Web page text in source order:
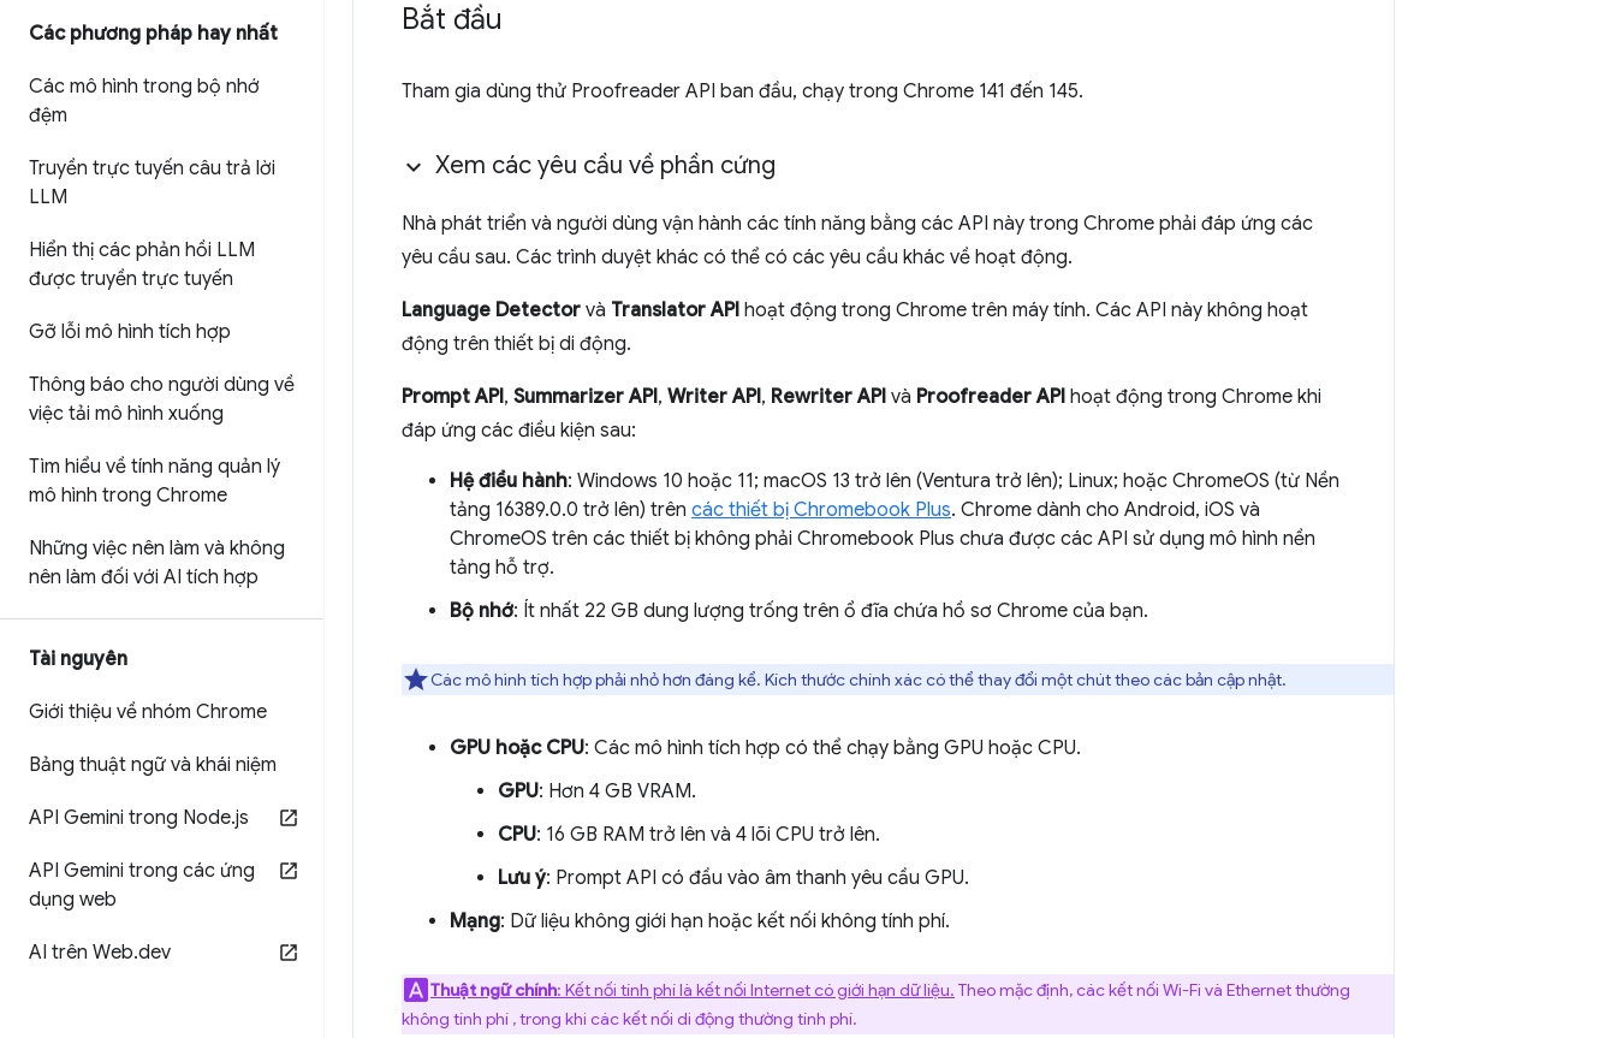
Các phương pháp hay nhất
Các mô hình trong bộ nhớ
đệm
Truyền trực tuyến câu trả lời
LLM
Hiển thị các phản hồi LLM
được truyền trực tuyến
Gỡ lỗi mô hình tích hợp
Thông báo cho người dùng về
việc tải mô hình xuống
Tìm hiểu về tính năng quản lý
mô hình trong Chrome
Những việc nên làm và không
nên làm đối với AI tích hợp
Tài nguyên
Giới thiệu về nhóm Chrome
Bảng thuật ngữ và khái niệm
API Gemini trong Node.js
API Gemini trong các ứng
dụng web
AI trên Web.dev
Bắt đầu
Tham gia dùng thử Proofreader API ban đầu, chạy trong Chrome 141 đến 145.
Xem các yêu cầu về phần cứng
Nhà phát triển và người dùng vận hành các tính năng bằng các API này trong Chrome phải đáp ứng các
yêu cầu sau. Các trình duyệt khác có thể có các yêu cầu khác về hoạt động.
Language Detector và Translator API hoạt động trong Chrome trên máy tính. Các API này không hoạt
động trên thiết bị di động.
Prompt API, Summarizer API, Writer API, Rewriter API và Proofreader API hoạt động trong Chrome khi
đáp ứng các điều kiện sau:
Hệ điều hành: Windows 10 hoặc 11; macOS 13 trở lên (Ventura trở lên); Linux; hoặc ChromeOS (từ Nền
tảng 16389.0.0 trở lên) trên các thiết bị Chromebook Plus. Chrome dành cho Android, iOS và
ChromeOS trên các thiết bị không phải Chromebook Plus chưa được các API sử dụng mô hình nền
tảng hỗ trợ.
Bộ nhớ: Ít nhất 22 GB dung lượng trống trên ổ đĩa chứa hồ sơ Chrome của bạn.
Các mô hình tích hợp phải nhỏ hơn đáng kể. Kích thước chính xác có thể thay đổi một chút theo các bản cập nhật.
GPU hoặc CPU: Các mô hình tích hợp có thể chạy bằng GPU hoặc CPU.
GPU: Hơn 4 GB VRAM.
CPU: 16 GB RAM trở lên và 4 lõi CPU trở lên.
Lưu ý: Prompt API có đầu vào âm thanh yêu cầu GPU.
Mạng: Dữ liệu không giới hạn hoặc kết nối không tính phí.
Thuật ngữ chính: Kết nối tính phí là kết nối Internet có giới hạn dữ liệu. Theo mặc định, các kết nối Wi-Fi và Ethernet thường
không tính phí , trong khi các kết nối di động thường tính phí.